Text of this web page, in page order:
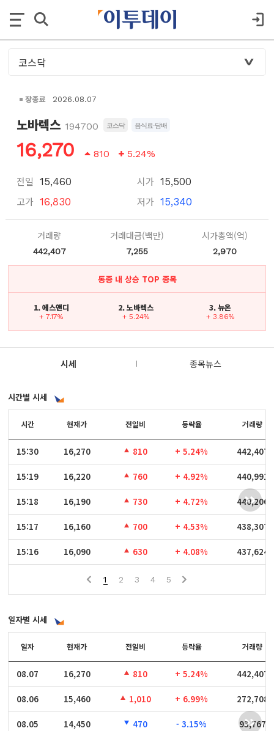
장종료 2026.08.07
노바렉스 194700 코스닥 음식료·담배
16,270 810 5.24%
전일 15,460
고가 16,830
시가 15,500
저가 15,340
거래량
442,407
거래대금(백만)
7,255
시가총액(억)
2,970
동종 내 상승 TOP 종목
1. 에스앤디
+ 7.17%
2. 노바렉스
+ 5.24%
3. 뉴온
+ 3.86%
시세 종목뉴스
시간별 시세
시간
15:30
15:19
15:18
15:17
15:16
시간 현재가 전일비 등락율 거래량
15:30 16,270 810 + 5.24% 442,407
15:19 16,220 760 + 4.92% 440,991
15:18 16,190 730 + 4.72% 440,206
15:17 16,160 700 + 4.53% 438,307
15:16 16,090 630 + 4.08% 437,624
1 2 3 4 5
일자별 시세
일자
08.07
08.06
08.05
일자 현재가 전일비 등락율 거래량
08.07 16,270 810 + 5.24% 442,407
08.06 15,460 1,010 + 6.99% 272,708
08.05 14,450 470 - 3.15% 93,767